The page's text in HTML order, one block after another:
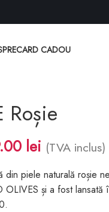
CARD CADOU
Roșie
lei (TVA inclus)
din piele naturală roșie
și a fost lansată